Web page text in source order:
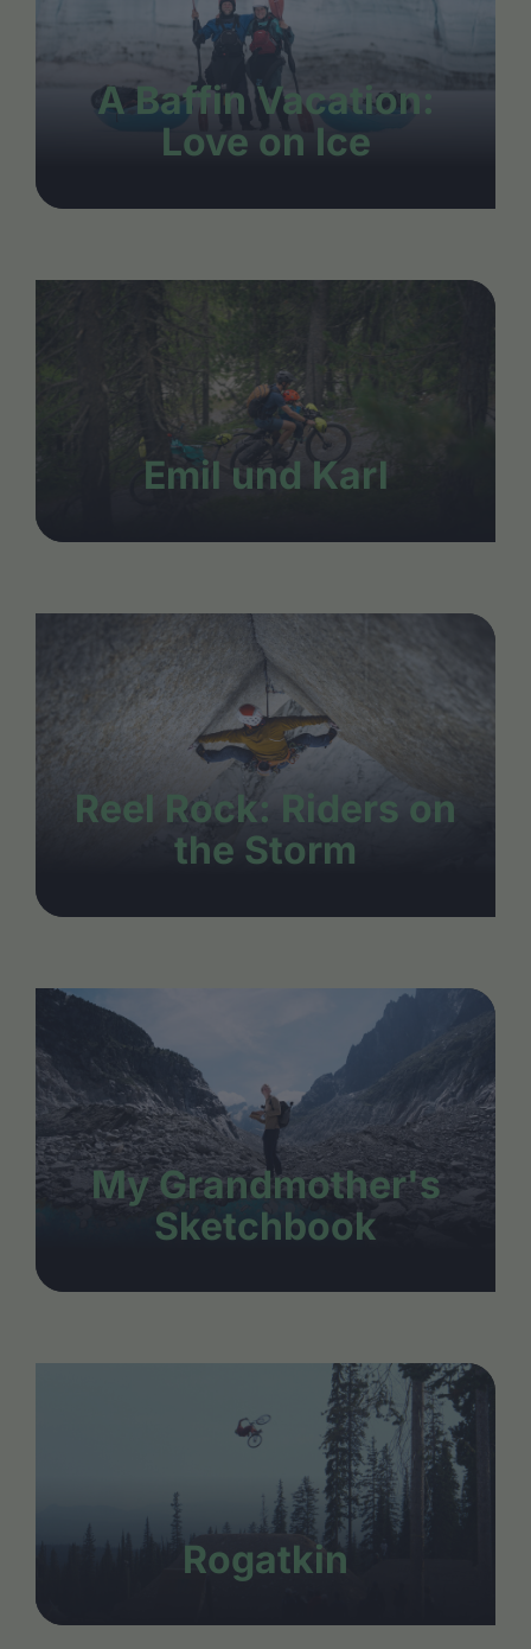
A Baffin Vacation:
Love on Ice
Emil und Karl
Reel Rock: Riders on
the Storm
My Grandmother's
Sketchbook
Rogatkin